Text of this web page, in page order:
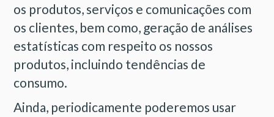
os produtos, serviços e comunicações com
os clientes, bem como, geração de análises
estatísticas com respeito os nossos
produtos, incluindo tendências de
consumo.
Ainda, periodicamente poderemos usar